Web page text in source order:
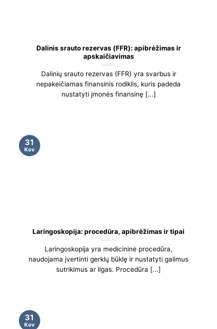
Dalinis srauto rezervas (FFR): apibrėžimas ir
apskaičiavimas
Dalinių srauto rezervas (FFR) yra svarbus ir
nepakeičiamas finansinis rodiklis, kuris padeda
nustatyti įmonės finansinę [...]
Laringoskopija: procedūra, apibrėžimas ir tipai
Laringoskopija yra medicininė procedūra,
naudojama įvertinti gerklų būklę ir nustatyti galimus
sutrikimus ar ligas. Procedūra [...]
31
Kov
31
Kov